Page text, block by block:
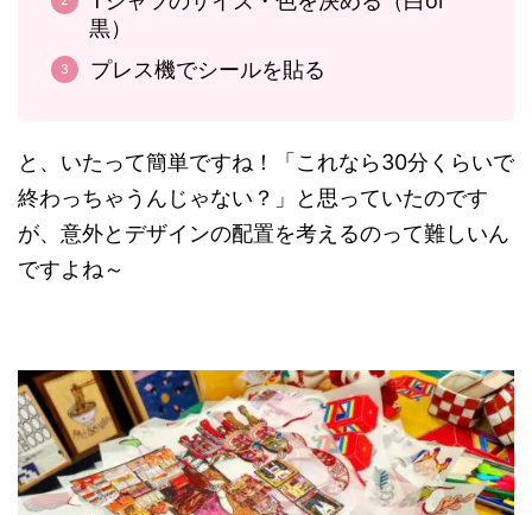
黒）
プレス機でシールを貼る
と、いたって簡単ですね！「これなら30分くらいで
終わっちゃうんじゃない？」と思っていたのです
が、意外とデザインの配置を考えるのって難しいん
ですよね～